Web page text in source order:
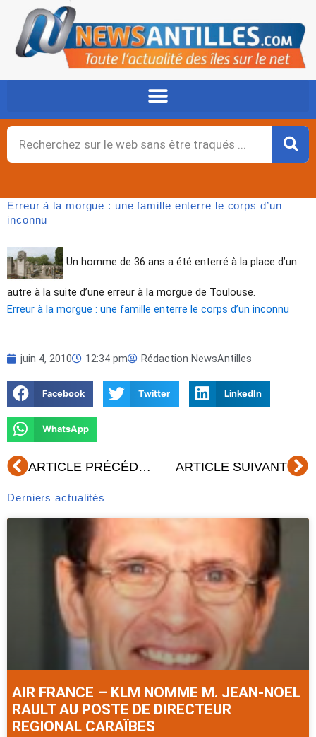
contenu
Rechercher
Erreur à la morgue : une famille enterre le corps d’un
inconnu
Un homme de 36 ans a été enterré à la place d’un
autre à la suite d’une erreur à la morgue de Toulouse.
Erreur à la morgue : une famille enterre le corps d’un inconnu
juin 4, 2010 12:34 pm Rédaction NewsAntilles
Facebook Twitter LinkedIn
WhatsApp
Précédent ARTICLE PRÉCÉDENT ARTICLE SUIVANT
Derniers actualités
AIR FRANCE – KLM NOMME M. JEAN-NOEL
RAULT AU POSTE DE DIRECTEUR
REGIONAL CARAÏBES